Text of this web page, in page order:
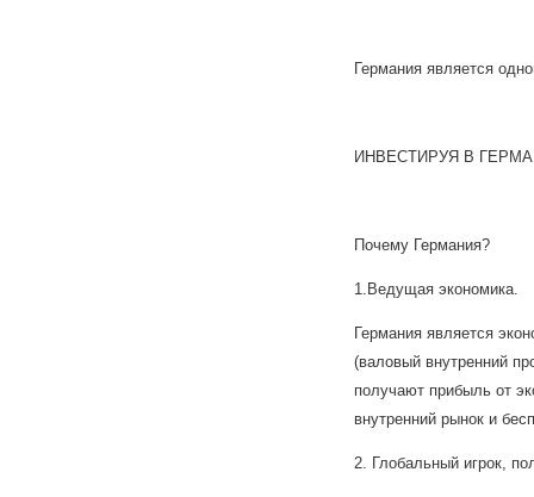
Германия является
ИНВЕСТИРУЯ В
Почему Германия?
1.Ведущая экономика.
Германия является
(валовый внутренний
получают прибыль от
внутренний рынок и
2. Глобальный игрок,